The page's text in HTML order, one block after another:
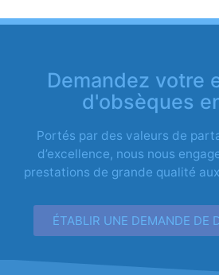
Demandez votre
d'obsèques
Portés par des valeurs de
d’excellence, nous nous
prestations de grande qualité
ÉTABLIR UNE DEMANDE DE